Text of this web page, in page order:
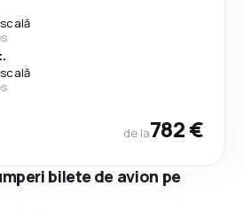
de la782 €
bilete de avion pe